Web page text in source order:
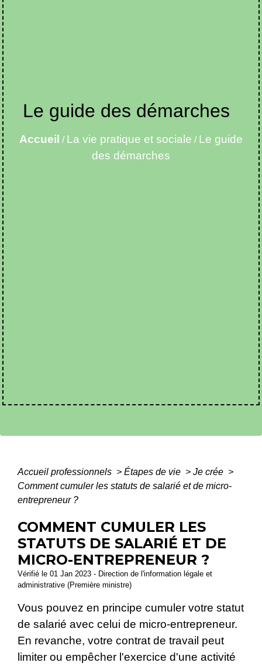
Le guide des démarches
Accueil / La vie pratique et sociale / Le guide
des démarches
Accueil professionnels > Étapes de vie > Je crée >
Comment cumuler les statuts de salarié et de micro-
entrepreneur ?
COMMENT CUMULER LES
STATUTS DE SALARIÉ ET DE
MICRO-ENTREPRENEUR ?
Vérifié le 01 Jan 2023 - Direction de l'information légale et
administrative (Première ministre)
Vous pouvez en principe cumuler votre statut
de salarié avec celui de micro-entrepreneur.
En revanche, votre contrat de travail peut
limiter ou empêcher l'exercice d'une activité